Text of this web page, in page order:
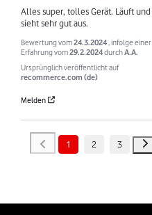
Alles super, tolles Gerät. Läuft und
sieht sehr gut aus.
Bewertung vom24.3.2024 , infolge einer
Erfahrung vom29.2.2024durchA.A.
Ursprünglich veröffentlicht auf
recommerce.com (de)
Melden
1 2 3